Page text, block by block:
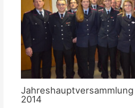
2014